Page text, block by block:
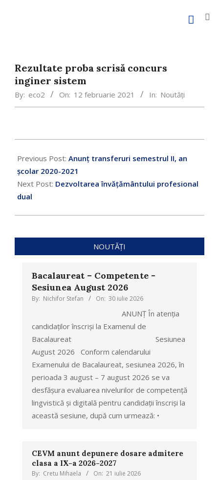
Rezultate proba scrisă concurs
inginer sistem
By: eco2 On: 12 februarie 2021 In: Noutăți
Previous Post: Anunț transferuri semestrul II, an
școlar 2020-2021
Next Post: Dezvoltarea învățământului profesional
dual
NOUTĂȚI
Bacalaureat – Competente -
Sesiunea August 2026
By: Nichifor Stefan On: 30 iulie 2026
ANUNȚ În atenția
candidaților înscriși la Examenul de
Bacalaureat Sesiunea
August 2026 Conform calendarului
Examenului de Bacalaureat, sesiunea 2026, în
perioada 3 august – 7 august 2026 se va
desfășura evaluarea nivelurilor de competență
lingvistică și digitală pentru candidații înscriși la
această sesiune, după cum urmează: •
CEVM anunt depunere dosare admitere
clasa a IX-a 2026-2027
By: Cretu Mihaela On: 21 iulie 2026